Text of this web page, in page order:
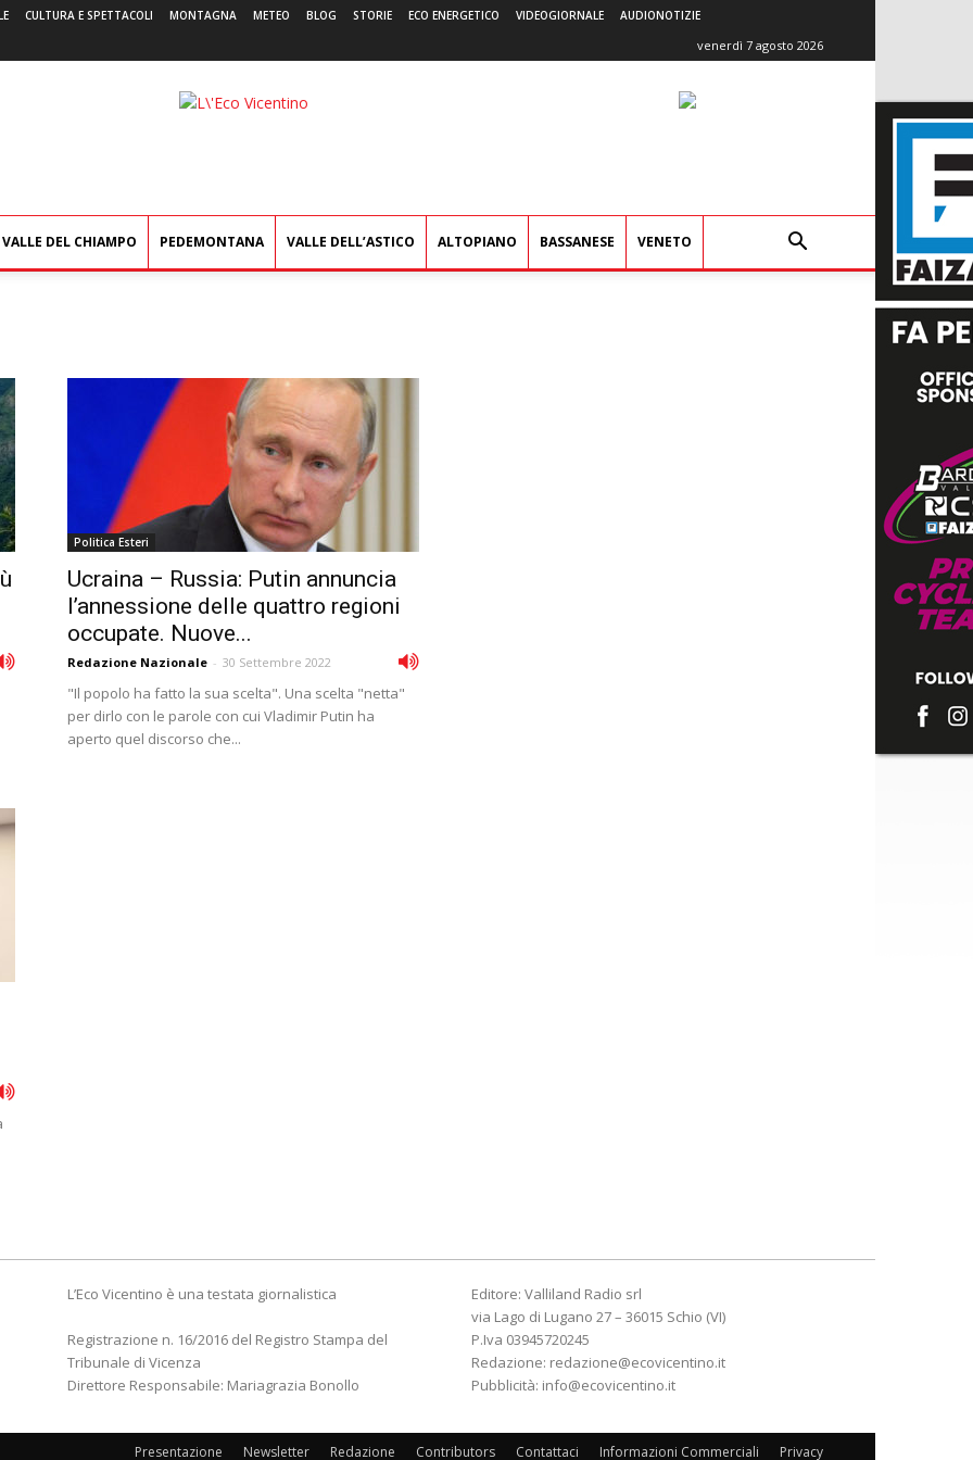
CULTURA E SPETTACOLI MONTAGNA METEO BLOG STORIE ECO ENERGETICO VIDEOGIORNALE AUDIONOTIZIE
venerdì 7 agosto 2026
L'Eco
VALLE DEL CHIAMPO PEDEMONTANA VALLE DELL’ASTICO ALTOPIANO BASSANESE VENETO
Politica Esteri
Ucraina – Russia: Putin annuncia
l’annessione delle quattro regioni
occupate. Nuove...
Redazione Nazionale - 30 Settembre 2022
"Il popolo ha fatto la sua scelta". Una scelta "netta"
per dirlo con le parole con cui Vladimir Putin ha
aperto quel discorso che...
L’Eco Vicentino è una testata giornalistica
Registrazione n. 16/2016 del Registro Stampa del
Tribunale di Vicenza
Direttore Responsabile: Mariagrazia Bonollo
Editore: Valliland Radio srl
via Lago di Lugano 27 – 36015 Schio (VI)
P.Iva 03945720245
Redazione: redazione@ecovicentino.it
Pubblicità: info@ecovicentino.it
Presentazione Newsletter Redazione Contributors Contattaci Informazioni Commerciali Privacy